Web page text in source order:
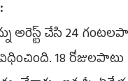
అరెస్ట్‌ చేసి 24
18 రోజులపాటు